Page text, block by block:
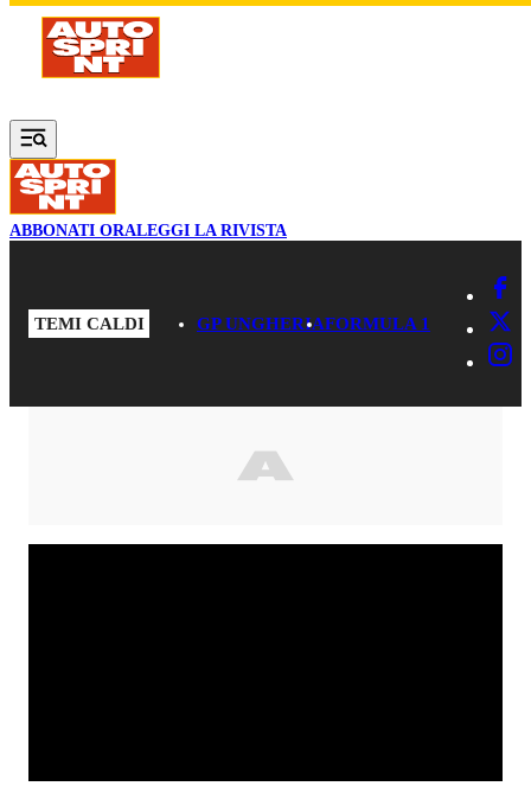
Vai al contenuto principale
ABBONATI ORALEGGI LA RIVISTA
TEMI CALDI GP UNGHERIAFORMULA 1